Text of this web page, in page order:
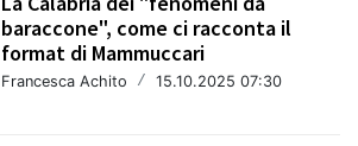
baraccone", come ci racconta il
format di Mammuccari
Francesca Achito / 15.10.2025 07:30